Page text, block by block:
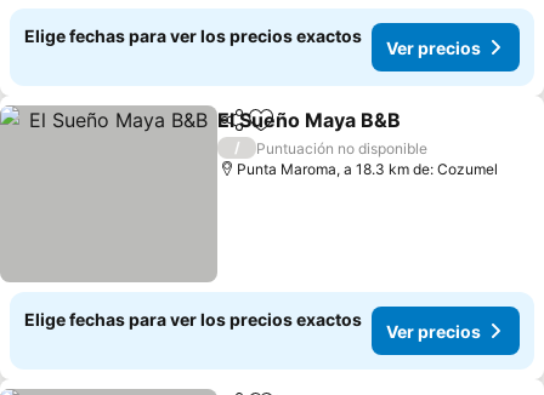
Elige fechas para ver los precios exactos
Ver precios
CompartirAgregar a favoritos
El Sueño Maya B&B
/
Puntuación no disponible
Punta Maroma, a 18.3 km de: Cozumel
Elige fechas para ver los precios exactos
Ver precios